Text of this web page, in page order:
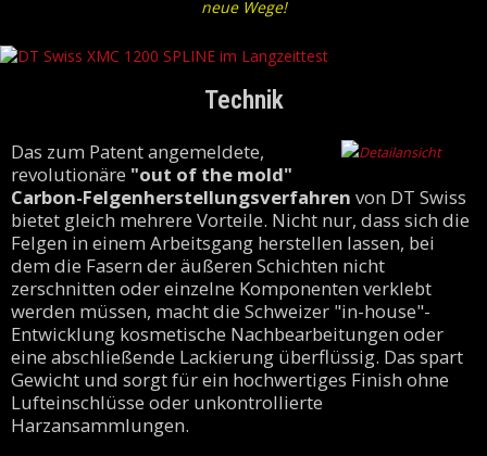
neue Wege!
Technik
Das zum Patent angemeldete,
revolutionäre "out of the mold"
Carbon-Felgenherstellungsverfahren von DT Swiss
bietet gleich mehrere Vorteile. Nicht nur, dass sich die
Felgen in einem Arbeitsgang herstellen lassen, bei
dem die Fasern der äußeren Schichten nicht
zerschnitten oder einzelne Komponenten verklebt
werden müssen, macht die Schweizer "in-house"-
Entwicklung kosmetische Nachbearbeitungen oder
eine abschließende Lackierung überflüssig. Das spart
Gewicht und sorgt für ein hochwertiges Finish ohne
Lufteinschlüsse oder unkontrollierte
Harzansammlungen.